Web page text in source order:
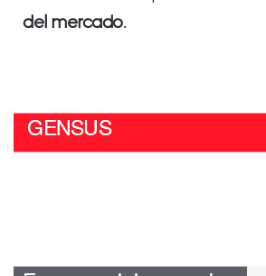
del mercado.